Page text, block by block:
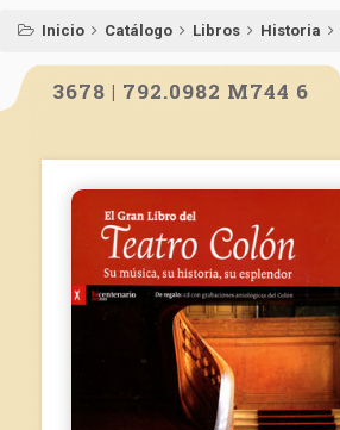
Inicio Catálogo Libros Historia
3678 | 792.0982 M744 6